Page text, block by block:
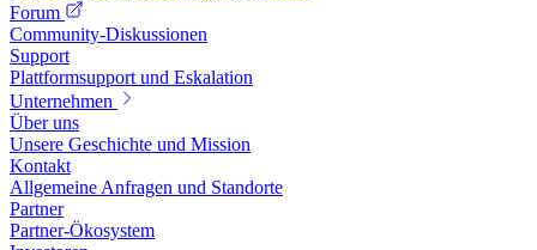
Forum
Community-Diskussionen
Support
Plattformsupport und Eskalation
Unternehmen
Über uns
Unsere Geschichte und Mission
Kontakt
Allgemeine Anfragen und Standorte
Partner
Partner-Ökosystem